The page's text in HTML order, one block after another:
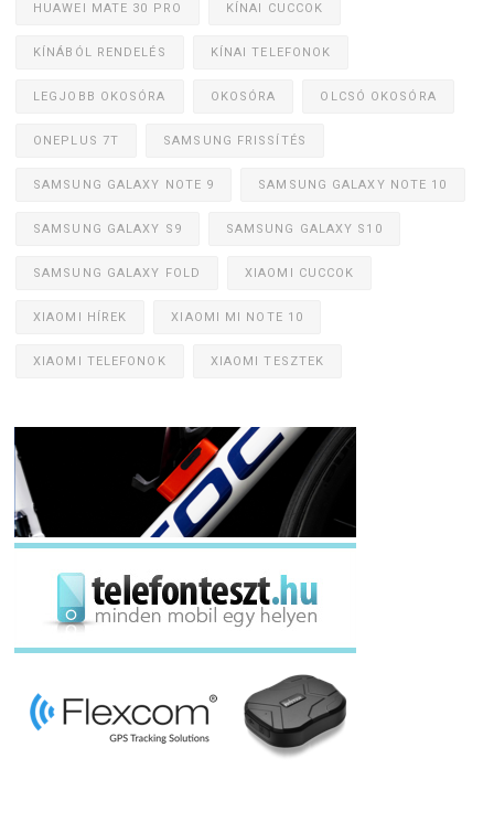
HUAWEI MATE 30 PRO KÍNAI CUCCOK
KÍNÁBÓL RENDELÉS KÍNAI TELEFONOK
LEGJOBB OKOSÓRA OKOSÓRA OLCSÓ OKOSÓRA
ONEPLUS 7T SAMSUNG FRISSÍTÉS
SAMSUNG GALAXY NOTE 9 SAMSUNG GALAXY NOTE 10
SAMSUNG GALAXY S9 SAMSUNG GALAXY S10
SAMSUNG GALAXY FOLD XIAOMI CUCCOK
XIAOMI HÍREK XIAOMI MI NOTE 10
XIAOMI TELEFONOK XIAOMI TESZTEK